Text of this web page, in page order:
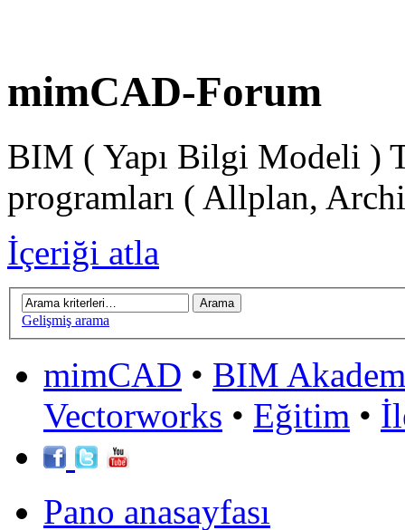
mimCAD-Forum
BIM ( Yapı Bilgi Modeli )
programları ( Allplan,
İçeriği atla
Gelişmiş arama
mimCAD • BIM
Vectorworks • Eğitim •
Pano anasayfası